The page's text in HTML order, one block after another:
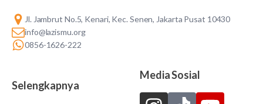
Jl. Jambrut No.5, Kenari, Kec. Senen, Jakarta Pusat 10430
info@lazismu.org
0856-1626-222
Selengkapnya
Media Sosial